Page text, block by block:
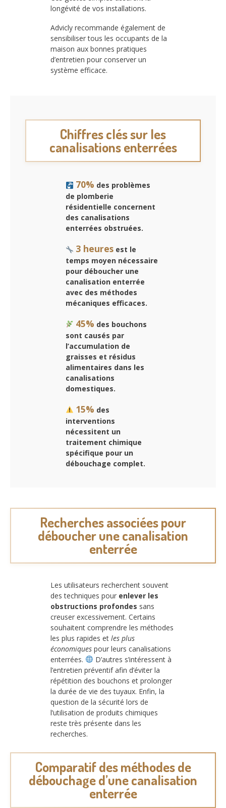
longévité de vos installations.
Advicly recommande également de
sensibiliser tous les occupants de la
maison aux bonnes pratiques
d’entretien pour conserver un
système efficace.
Chiffres clés sur les
canalisations enterrées
70% des problèmes
de plomberie
résidentielle concernent
des canalisations
enterrées obstruées.
3 heuresest le
temps moyen nécessaire
pour déboucher une
canalisation enterrée
avec des méthodes
mécaniques efficaces.
45% des bouchons
sont causés par
l’accumulation de
graisses et résidus
alimentaires dans les
canalisations
domestiques.
15% des
interventions
nécessitent un
traitement chimique
spécifique pour un
débouchage complet.
Recherches associées pour
déboucher une canalisation
enterrée
Les utilisateurs recherchent souvent
des techniques pour enlever les
obstructions profondes sans
creuser excessivement. Certains
souhaitent comprendre les méthodes
les plus rapides et les plus
économiques pour leurs canalisations
enterrées.
D’autres s’intéressent à
l’entretien préventif afin d’éviter la
répétition des bouchons et prolonger
la durée de vie des tuyaux. Enfin, la
question de la sécurité lors de
l’utilisation de produits chimiques
reste très présente dans les
recherches.
Comparatif des méthodes de
débouchage d’une canalisation
enterrée